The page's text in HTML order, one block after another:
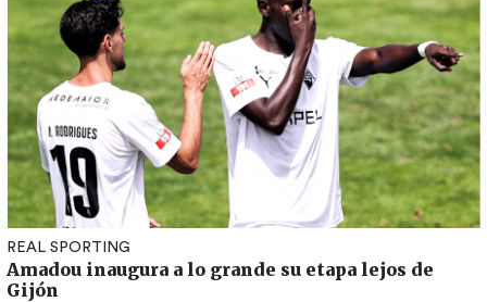
REAL SPORTING
Amadou inaugura a lo grande su etapa lejos de
Gijón